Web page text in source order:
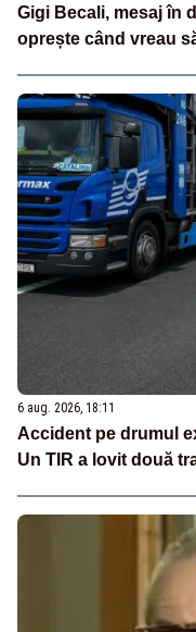
Gigi Becali, mesaj în
oprește când vreau
6 aug. 2026, 18:11
Accident pe drumul
Un TIR a lovit două